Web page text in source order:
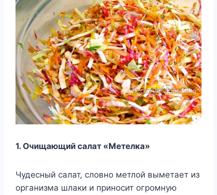
1. Очищающий салат «Метелка»
Чудесный салат, словно метлой выметает из
организма шлаки и приносит огромную